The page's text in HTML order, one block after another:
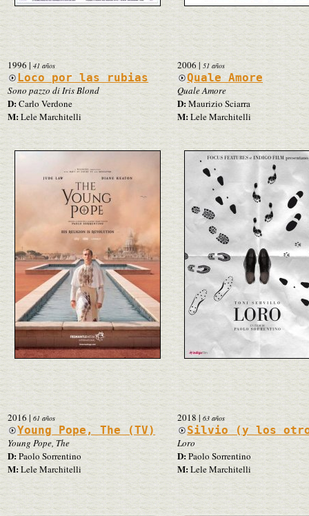
1996 | 41 años
Loco por las rubias
Sono pazzo di Iris Blond
D:Carlo Verdone
M:Lele Marchitelli
2006| 51 años
Quale Amore
Quale Amore
D:Maurizio Sciarra
M:Lele Marchitelli
2016| 61 años
Young Pope, The (TV)
Young Pope, The
D:Paolo Sorrentino
M:Lele Marchitelli
2018| 63 años
Silvio (y los
Loro
D:Paolo Sorrentino
M:Lele Marchitelli